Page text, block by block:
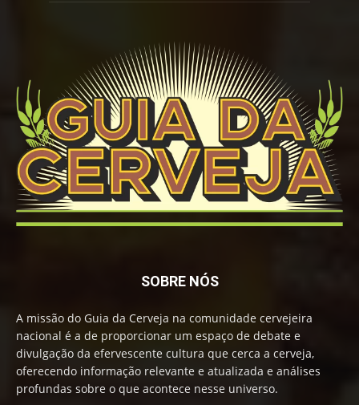
SOBRE NÓS
A missão do Guia da Cerveja na comunidade cervejeira
nacional é a de proporcionar um espaço de debate e
divulgação da efervescente cultura que cerca a cerveja,
oferecendo informação relevante e atualizada e análises
profundas sobre o que acontece nesse universo.